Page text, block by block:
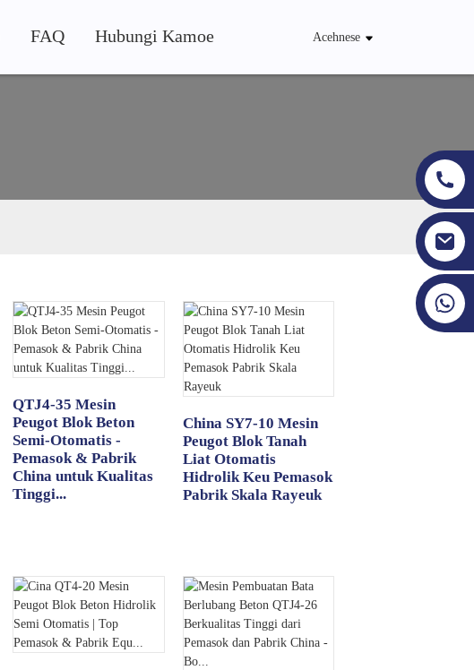
FAQ Hubungi Kamoe Acehnese
QTJ4-35 Mesin
Peugot Blok Beton
Semi-Otomatis -
Pemasok & Pabrik
China untuk Kualitas
Tinggi...
China SY7-10 Mesin
Peugot Blok Tanah
Liat Otomatis
Hidrolik Keu Pemasok
Pabrik Skala Rayeuk